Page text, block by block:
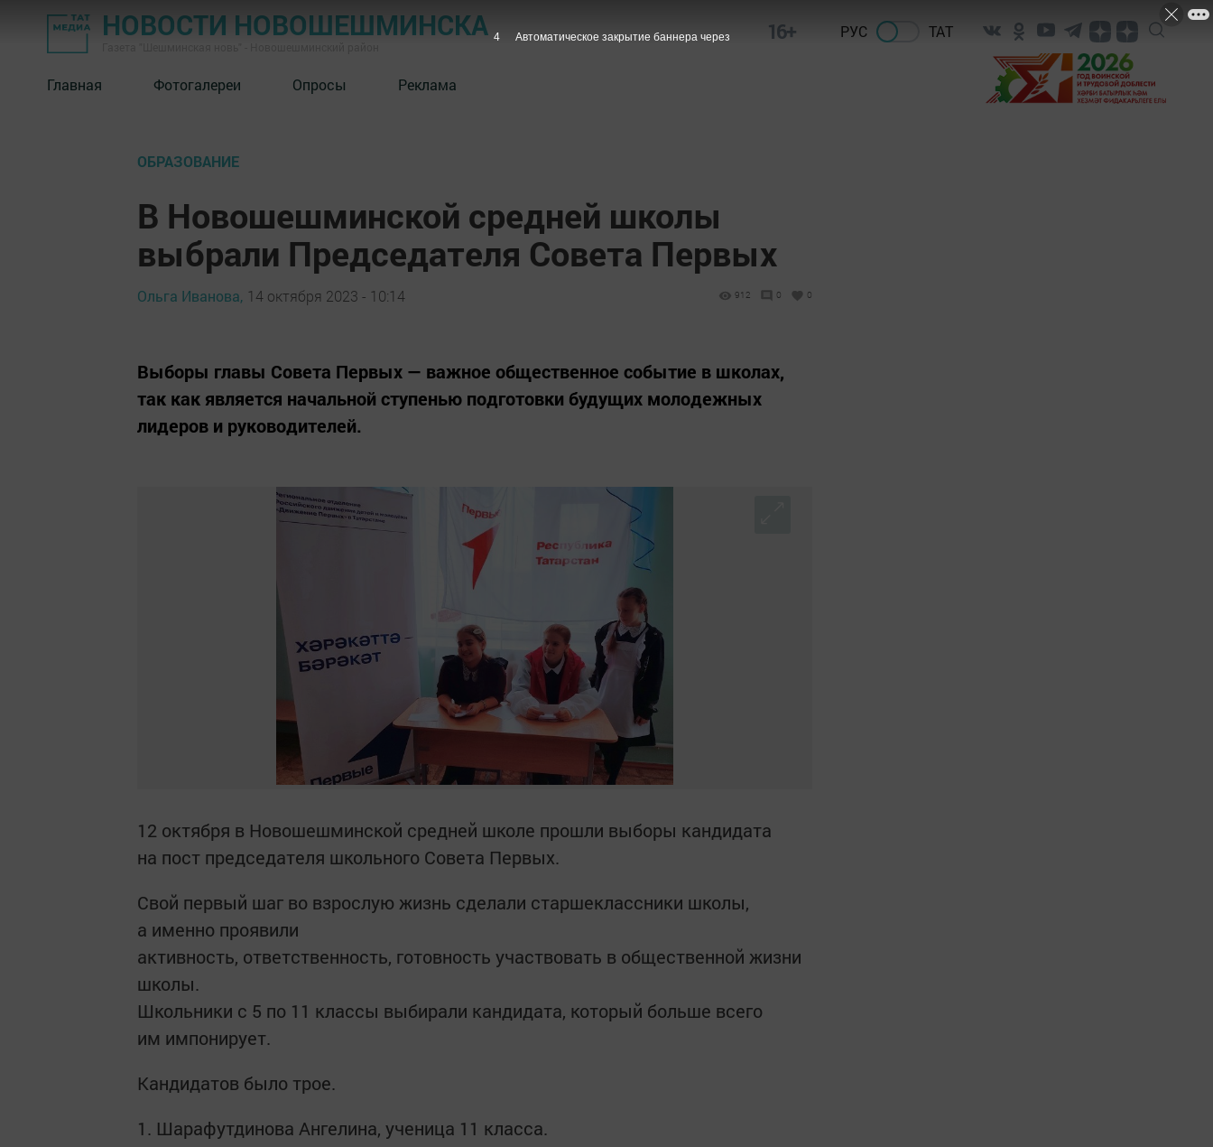
НОВОСТИ НОВОШЕШМИНСКА 16+ РУС ТАТ
Главная Фотогалереи Опросы Реклама
ОБРАЗОВАНИЕ
В Новошешминской средней школы
выбрали Председателя Совета Первых
Ольга Иванова, 14 октября 2023 - 10:14 912 0 0
Выборы главы Совета Первых — важное общественное событие в школах,
так как является начальной ступенью подготовки будущих молодежных
лидеров и руководителей.
12 октября в Новошешминской средней школе прошли выборы кандидата
на пост председателя школьного Совета Первых.
Свой первый шаг во взрослую жизнь сделали старшеклассники школы,
а именно проявили
активность, ответственность, готовность участвовать в общественной жизни
школы.
Школьники с 5 по 11 классы выбирали кандидата, который больше всего
им импонирует.
Кандидатов было трое.
1. Шарафутдинова Ангелина, ученица 11 класса.
3 Автоматическое закрытие баннера через